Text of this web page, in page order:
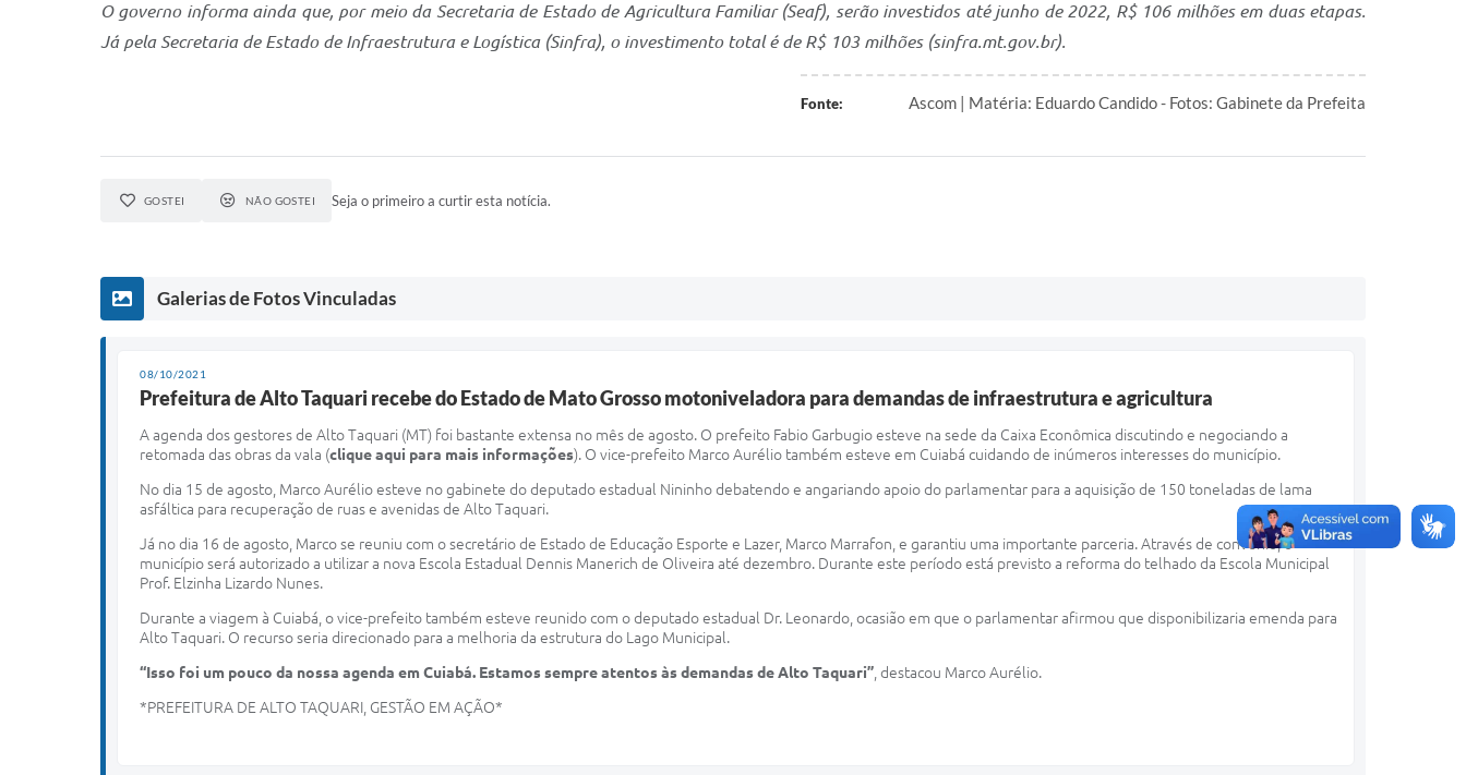
O governo informa ainda que, por meio da Secretaria de Estado de Agricultura Familiar (Seaf), serão investidos até junho de 2022, R$ 106 milhões em duas etapas.
Já pela Secretaria de Estado de Infraestrutura e Logística (Sinfra), o investimento total é de R$ 103 milhões (sinfra.mt.gov.br).
Fonte: Ascom | Matéria: Eduardo Candido - Fotos: Gabinete da Prefeita
GOSTEI NÃO GOSTEI Seja o primeiro a curtir esta notícia.
Galerias de Fotos Vinculadas
08/10/2021
Prefeitura de Alto Taquari recebe do Estado de Mato Grosso motoniveladora para demandas de infraestrutura e agricultura
A agenda dos gestores de Alto Taquari (MT) foi bastante extensa no mês de agosto. O prefeito Fabio Garbugio esteve na sede da Caixa Econômica discutindo e negociando a
retomada das obras da vala (clique aqui para mais informações). O vice-prefeito Marco Aurélio também esteve em Cuiabá cuidando de inúmeros interesses do município.
No dia 15 de agosto, Marco Aurélio esteve no gabinete do deputado estadual Nininho debatendo e angariando apoio do parlamentar para a aquisição de 150 toneladas de lama
asfáltica para recuperação de ruas e avenidas de Alto Taquari.
Já no dia 16 de agosto, Marco se reuniu com o secretário de Estado de Educação Esporte e Lazer, Marco Marrafon, e garantiu uma importante parceria. Através de convênio, o
município será autorizado a utilizar a nova Escola Estadual Dennis Manerich de Oliveira até dezembro. Durante este período está previsto a reforma do telhado da Escola Municipal
Prof. Elzinha Lizardo Nunes.
Durante a viagem à Cuiabá, o vice-prefeito também esteve reunido com o deputado estadual Dr. Leonardo, ocasião em que o parlamentar afirmou que disponibilizaria emenda para
Alto Taquari. O recurso seria direcionado para a melhoria da estrutura do Lago Municipal.
“Isso foi um pouco da nossa agenda em Cuiabá. Estamos sempre atentos às demandas de Alto Taquari” , destacou Marco Aurélio.
*PREFEITURA DE ALTO TAQUARI, GESTÃO EM AÇÃO*